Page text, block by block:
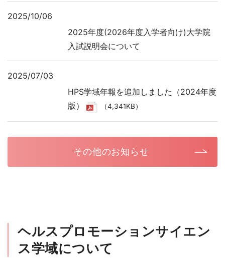
2025/10/06
2025年度(2026年度入学者向け)大学院
入試説明会について
2025/07/03
HPS学域年報を追加しました（2024年度
版）
（4,341KB）
その他のお知らせ
ヘルスプロモーションサイエン
ス学域について